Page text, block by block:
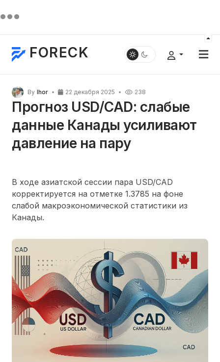
FORECK
By Ihor 22 декабря 2025 238
Прогноз USD/CAD: слабые
данные Канады усиливают
давление на пару
В ходе азиатской сессии пара USD/CAD
корректируется на отметке 1.3785 на фоне
слабой макроэкономической статистики из
Канады.